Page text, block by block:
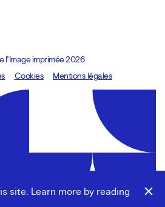
site. Learn more by reading
imprimée 2026
8080.studio
Cookies Mentions légales